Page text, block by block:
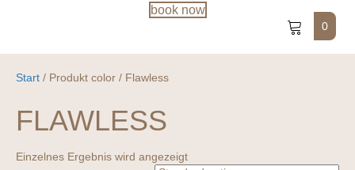
book now
0
Start / Produkt color / Flawless
FLAWLESS
Einzelnes Ergebnis wird angezeigt